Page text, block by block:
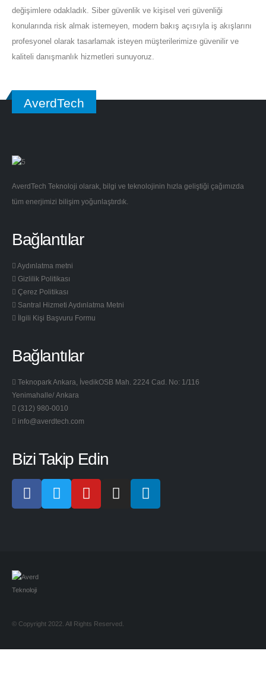
değişimlere odakladık. Siber güvenlik ve kişisel veri güvenliği
konularında risk almak istemeyen, modern bakış açısıyla iş akışlarını
profesyonel olarak tasarlamak isteyen müşterilerimize güvenilir ve
kaliteli danışmanlık hizmetleri sunuyoruz.
AverdTech
AverdTech Teknoloji olarak, bilgi ve teknolojinin hızla geliştiği çağımızda
tüm enerjimizi bilişim yoğunlaştırdık.
Bağlantılar
Aydınlatma metni
Gizlilik Politikası
Çerez Politikası
Santral Hizmeti Aydınlatma Metni
İlgili Kişi Başvuru Formu
Bağlantılar
Teknopark Ankara, İvedikOSB Mah. 2224 Cad. No: 1/116
Yenimahalle/ Ankara
(312) 980-0010
info@averdtech.com
Bizi Takip Edin
© Copyright 2022. All Rights Reserved.